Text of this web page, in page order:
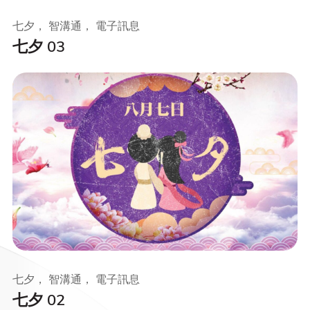
七夕 03
七夕， 智溝通， 電子訊息
七夕 02
七夕， 智溝通， 電子訊息